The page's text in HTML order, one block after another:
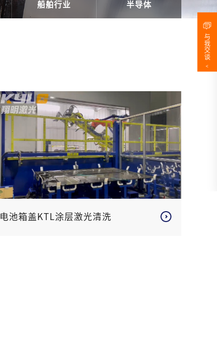
船舶行业 半导体
电池箱盖KTL涂层激光清洗
与
我
交
谈
<